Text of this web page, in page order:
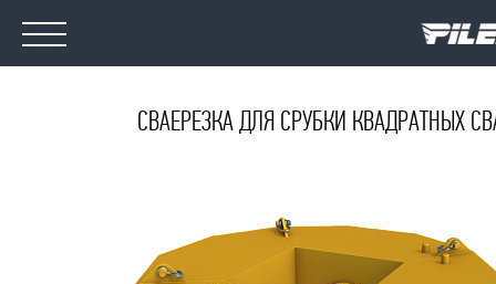
СВАЕРЕЗКА ДЛЯ СРУБКИ КВАДРАТНЫХ